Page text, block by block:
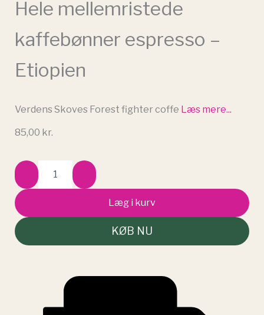
Hele mellemristede
kaffebønner espresso –
Etiopien
Verdens Skoves Forest fighter coffe Læs mere...
85,00 kr.
Hele
mellemristede
kaffebønner
Læg i kurv
KØB NU